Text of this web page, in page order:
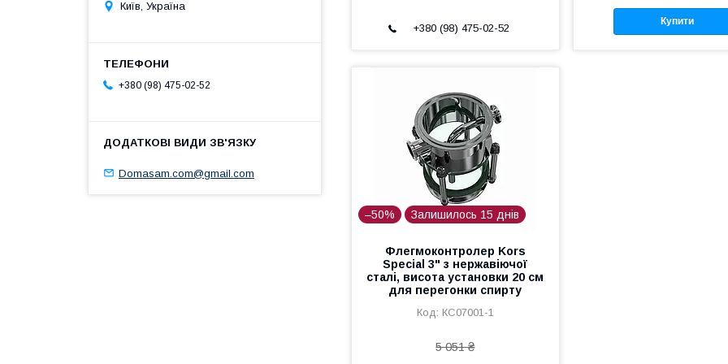
+380 (98) 475-02-52
Купити
–50% Залишилось 15 днів
Флегмоконтролер Kors
Special 3" з нержавіючої
сталі, висота установки 20 см
для перегонки спирту
КС07001-1
5 051 ₴
Київ, Україна
+380 (98) 475-02-52
Domasam.com@gmail.com